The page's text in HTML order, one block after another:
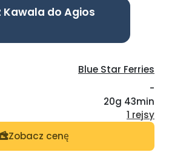
do Agios
Blue Star Ferries
-
20g 43min
1 rejsy
Zobacz cenę